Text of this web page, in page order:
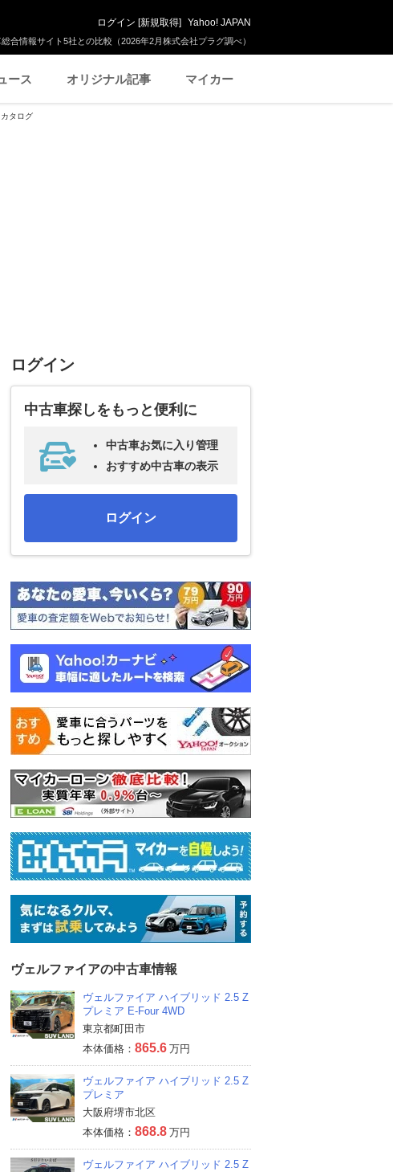
合情報サイト5社との比較（2026年2月株式会社プラグ調べ）
ログイン [新規取得] Yahoo! JAPAN
ース オリジナル記事 マイカー
タログ
ログイン
中古車探しをもっと便利に
中古車お気に入り管理
おすすめ中古車の表示
ログイン
ヴェルファイアの中古車情報
ヴェルファイア ハイブリッド 2.5 Z
プレミア E-Four 4WD
東京都町田市
本体価格： 865.6 万円
ヴェルファイア ハイブリッド 2.5 Z
プレミア
大阪府堺市北区
本体価格： 868.8 万円
ヴェルファイア ハイブリッド 2.5 Z